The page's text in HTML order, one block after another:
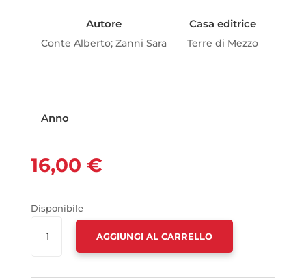
Autore
Conte Alberto; Zanni Sara
Casa editrice
Terre di Mezzo
Anno
16,00 €
Disponibile
AGGIUNGI AL CARRELLO